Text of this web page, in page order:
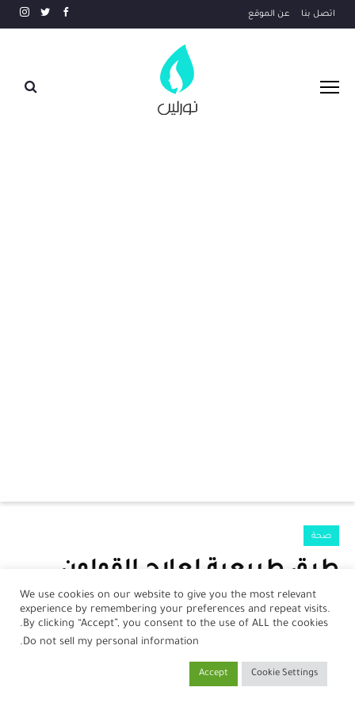
اتصل بنا عن الموقع
جمال
صحة
صحة
طرق طبيعية لعلاج القولون
العصبي
بواسطةنورلين أحمدفي 25 سبتمبر، 2024
We use cookies on our website to give you the most relevant
experience by remembering your preferences and repeat visits.
By clicking “Accept”, you consent to the use of ALL the cookies.
Do not sell my personal information
.
Cookie Settings
Accept